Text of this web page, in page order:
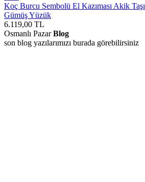
Koç Burcu Sembolü El Kazıması Akik Taşı
Gümüş Yüzük
6.119,00 TL
Osmanlı PazarBlog
son blog yazılarımızı burada görebilirsiniz